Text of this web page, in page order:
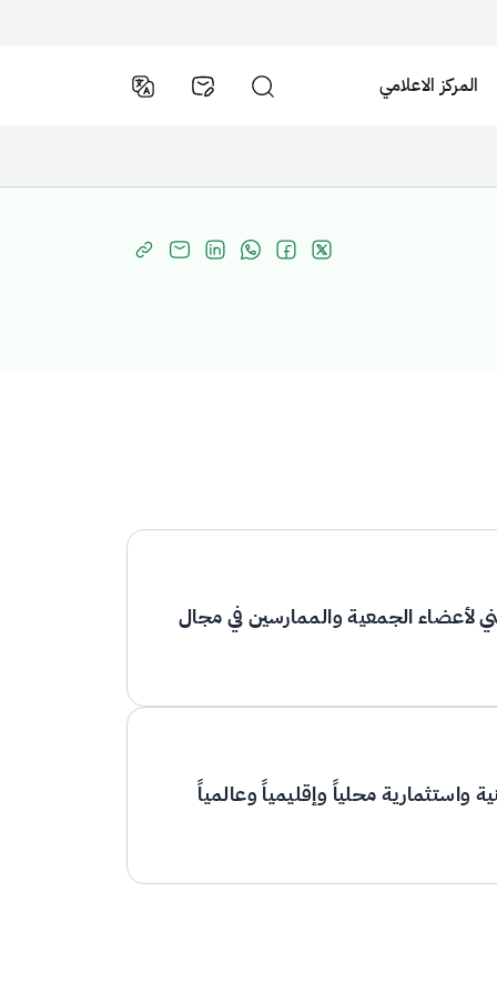
المركز الاعلامي
لأعضاء الجمعية والممارسين في مجال
واستثمارية محلياً وإقليمياً وعالمياً